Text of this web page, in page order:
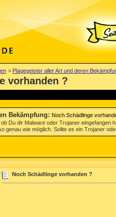
> Plagegeister aller Art und deren
vorhanden ?
Bekämpfung: Noch Schädlinge
Du dir Malware oder Trojaner
genau wie möglich. Sollte es ein Trojaner
Noch Schädlinge vorhanden ?